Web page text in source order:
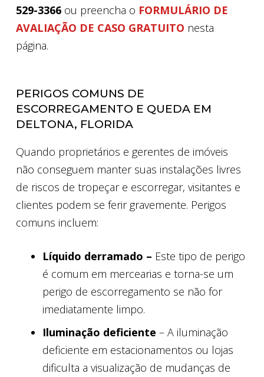
529-3366 ou preencha o FORMULÁRIO DE
AVALIAÇÃO DE CASO GRATUITO nesta
página.
PERIGOS COMUNS DE
ESCORREGAMENTO E QUEDA EM
DELTONA, FLORIDA
Quando proprietários e gerentes de imóveis
não conseguem manter suas instalações livres
de riscos de tropeçar e escorregar, visitantes e
clientes podem se ferir gravemente. Perigos
comuns incluem:
Líquido derramado – Este tipo de perigo
é comum em mercearias e torna-se um
perigo de escorregamento se não for
imediatamente limpo.
Iluminação deficiente – A iluminação
deficiente em estacionamentos ou lojas
dificulta a visualização de mudanças de